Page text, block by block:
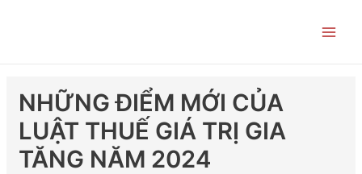
NHỮNG ĐIỂM MỚI CỦA
LUẬT THUẾ GIÁ TRỊ GIA
TĂNG NĂM 2024